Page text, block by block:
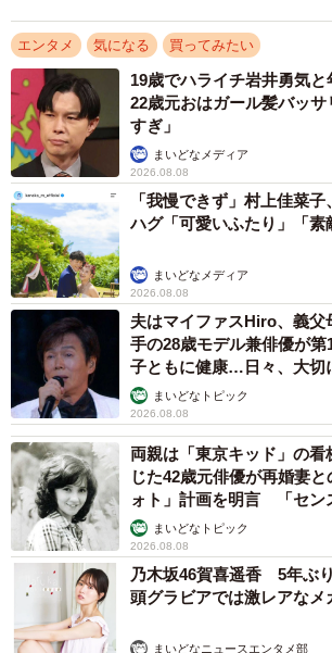
エンタメ 気になる 買ってみたい
19歳でハライチ岩井勇気と
22歳元おはガール髪バッ
すぎ」
まいどなメディア
2026.08.08
「我慢できず」村上佳菜
ハグ「可愛いふたり」「素
まいどなメディア
2026.08.08
夫はマイファスHiro、義父
手の28歳モデル兼俳優が
子ともに健康…日々、大切
まいどなトピック
2026.08.08
両親は「東京キッド」の
じた42歳元俳優が再婚妻
ォト」計画を明言 「セン
む」まいどなトピック
2026.08.08
乃木坂46賀喜遥香 5年ぶ
頭グラビアでは激レアなメ
まいどなニュースエンタメ部